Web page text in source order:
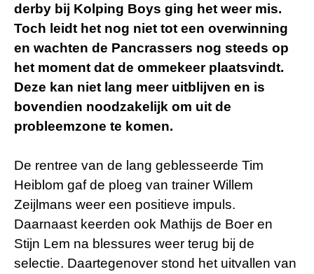
derby bij Kolping Boys ging het weer mis.
Toch leidt het nog niet tot een overwinning
en wachten de Pancrassers nog steeds op
het moment dat de ommekeer plaatsvindt.
Deze kan niet lang meer uitblijven en is
bovendien noodzakelijk om uit de
probleemzone te komen.
De rentree van de lang geblesseerde Tim
Heiblom gaf de ploeg van trainer Willem
Zeijlmans weer een positieve impuls.
Daarnaast keerden ook Mathijs de Boer en
Stijn Lem na blessures weer terug bij de
selectie. Daartegenover stond het uitvallen van